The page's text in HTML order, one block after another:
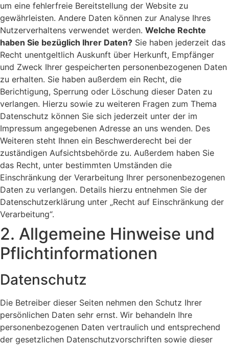
um eine fehlerfreie Bereitstellung der Website zu
gewährleisten. Andere Daten können zur Analyse Ihres
Nutzerverhaltens verwendet werden. Welche Rechte
haben Sie bezüglich Ihrer Daten? Sie haben jederzeit das
Recht unentgeltlich Auskunft über Herkunft, Empfänger
und Zweck Ihrer gespeicherten personenbezogenen Daten
zu erhalten. Sie haben außerdem ein Recht, die
Berichtigung, Sperrung oder Löschung dieser Daten zu
verlangen. Hierzu sowie zu weiteren Fragen zum Thema
Datenschutz können Sie sich jederzeit unter der im
Impressum angegebenen Adresse an uns wenden. Des
Weiteren steht Ihnen ein Beschwerderecht bei der
zuständigen Aufsichtsbehörde zu. Außerdem haben Sie
das Recht, unter bestimmten Umständen die
Einschränkung der Verarbeitung Ihrer personenbezogenen
Daten zu verlangen. Details hierzu entnehmen Sie der
Datenschutzerklärung unter „Recht auf Einschränkung der
Verarbeitung“.
2. Allgemeine Hinweise und
Pflichtinformationen
Datenschutz
Die Betreiber dieser Seiten nehmen den Schutz Ihrer
persönlichen Daten sehr ernst. Wir behandeln Ihre
personenbezogenen Daten vertraulich und entsprechend
der gesetzlichen Datenschutzvorschriften sowie dieser